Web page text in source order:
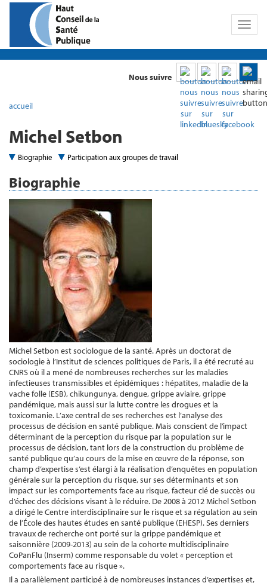
Toggle
Nous suivre
accueil
Michel Setbon
Biographie Participation aux groupes de travail
Biographie
Michel Setbon est sociologue de la santé. Après un doctorat de
sociologie à l’Institut de sciences politiques de Paris, il a été recruté au
CNRS où il a mené de nombreuses recherches sur les maladies
infectieuses transmissibles et épidémiques : hépatites, maladie de la
vache folle (ESB), chikungunya, dengue, grippe aviaire, grippe
pandémique, mais aussi sur la lutte contre les drogues et la
toxicomanie. L’axe central de ses recherches est l’analyse des
processus de décision en santé publique. Mais conscient de l’impact
déterminant de la perception du risque par la population sur le
processus de décision, tant lors de la construction du problème de
santé publique qu’au cours de la mise en œuvre de la réponse, son
champ d’expertise s’est élargi à la réalisation d’enquêtes en population
générale sur la perception du risque, sur ses déterminants et son
impact sur les comportements face au risque, facteur clé de succès ou
d’échec des décisions visant à le réduire. De 2008 à 2012 Michel Setbon
a dirigé le Centre interdisciplinaire sur le risque et sa régulation au sein
de l’École des hautes études en santé publique (EHESP). Ses derniers
travaux de recherche ont porté sur la grippe pandémique et
saisonnière (2009-2013) au sein de la cohorte multidisciplinaire
CoPanFlu (Inserm) comme responsable du volet « perception et
comportements face au risque ».
Il a parallèlement participé à de nombreuses instances d’expertises et,